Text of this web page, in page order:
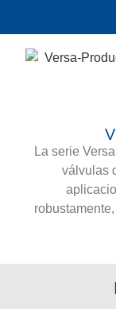
La serie
válvulas